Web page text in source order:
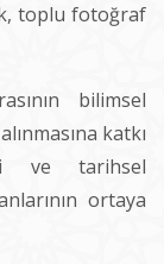
toplu fotoğraf
bilimsel
katkı
ve tarihsel
ortaya